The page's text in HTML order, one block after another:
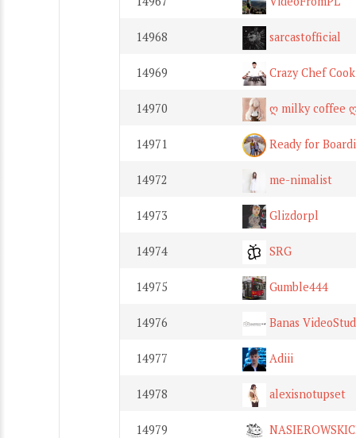
14968 sarcastofficial
14969 Crazy Chef
14970 ღ milky coffee
14971 Ready for
14972 me-nimalist
14973 Glizdorpl
14974 SRG
14975 Gumble444
14976 Banas
14977 Adiii
14978 alexisnotupset
14979